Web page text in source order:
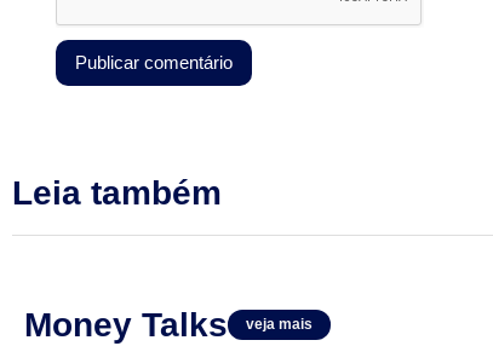
Leia também
Money Talks veja mais